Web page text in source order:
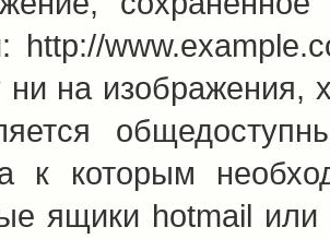
http://
ни на
к которым
ящики hotmail